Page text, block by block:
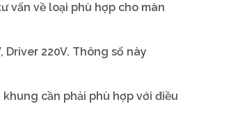
vấn về loại phù hợp cho màn
Driver 220V. Thông số này
cần phải phù hợp với điều